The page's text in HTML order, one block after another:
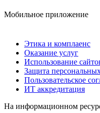
Мобильное приложение
Этика и комплаенс
Оказание услуг
Использование
Защита
Пользовательское
ИТ аккредитация
На информационном